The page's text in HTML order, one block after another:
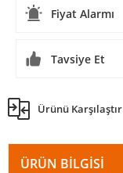
Fiyat Alarmı
Tavsiye Et
Ürünü Karşılaştır
ÜRÜN BILGISI